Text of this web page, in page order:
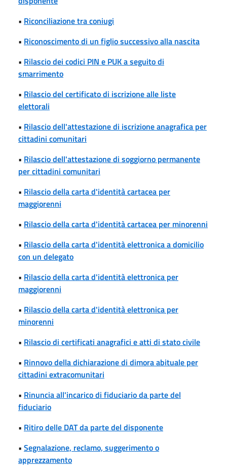
• Riconciliazione tra coniugi
• Riconoscimento di un figlio successivo alla nascita
• Rilascio dei codici PIN e PUK a seguito di
smarrimento
• Rilascio del certificato di iscrizione alle liste
elettorali
• Rilascio dell'attestazione di iscrizione anagrafica per
cittadini comunitari
• Rilascio dell'attestazione di soggiorno permanente
per cittadini comunitari
• Rilascio della carta d'identità cartacea per
maggiorenni
• Rilascio della carta d'identità cartacea per minorenni
• Rilascio della carta d'identità elettronica a domicilio
con un delegato
• Rilascio della carta d'identità elettronica per
maggiorenni
• Rilascio della carta d'identità elettronica per
minorenni
• Rilascio di certificati anagrafici e atti di stato civile
• Rinnovo della dichiarazione di dimora abituale per
cittadini extracomunitari
• Rinuncia all'incarico di fiduciario da parte del
fiduciario
• Ritiro delle DAT da parte del disponente
• Segnalazione, reclamo, suggerimento o
apprezzamento